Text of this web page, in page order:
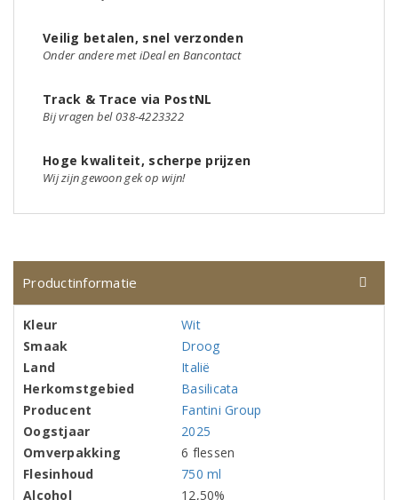
Veilig betalen, snel verzonden
Onder andere met iDeal en Bancontact
Track & Trace via PostNL
Bij vragen bel 038-4223322
Hoge kwaliteit, scherpe prijzen
Wij zijn gewoon gek op wijn!
Productinformatie
Kleur
Wit
Smaak
Droog
Land
Italië
Herkomstgebied
Basilicata
Producent
Fantini Group
Oogstjaar
2025
Omverpakking
6 flessen
Flesinhoud
750 ml
Alcohol
12,50%